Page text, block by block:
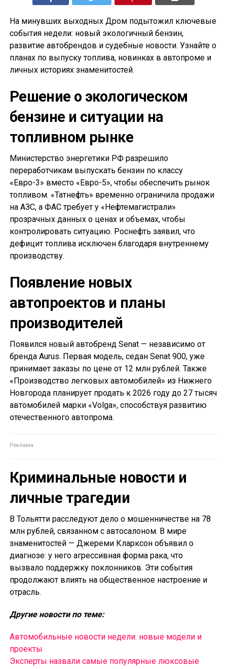
На минувших выходных Дром подытожил ключевые
события недели: новый экологичный бензин,
развитие автобрендов и судебные новости. Узнайте о
планах по выпуску топлива, новинках в автопроме и
личных историях знаменитостей.
Решение о экологическом
бензине и ситуации на
топливном рынке
Министерство энергетики РФ разрешило
переработчикам выпускать бензин по классу
«Евро-3» вместо «Евро-5», чтобы обеспечить рынок
топливом. «Татнефть» временно ограничила продажи
на АЗС, а ФАС требует у «Нефтемагистрали»
прозрачных данных о ценах и объемах, чтобы
контролировать ситуацию. Роснефть заявил, что
дефицит топлива исключен благодаря внутреннему
производству.
Появление новых
автопроектов и планы
производителей
Появился новый автобренд Senat — независимо от
бренда Aurus. Первая модель, седан Senat 900, уже
принимает заказы по цене от 12 млн рублей. Также
«Производство легковых автомобилей» из Нижнего
Новгорода планирует продать к 2026 году до 27 тысяч
автомобилей марки «Volga», способствуя развитию
отечественного автопрома.
Криминальные новости и
личные трагедии
В Тольятти расследуют дело о мошенничестве на 78
млн рублей, связанном с автосалоном. В мире
знаменитостей — Джереми Кларксон объявил о
диагнозе: у него агрессивная форма рака, что
вызвало поддержку поклонников. Эти события
продолжают влиять на общественное настроение и
отрасль.
Другие новости по теме:
Автомобильные новости недели: новые модели и
проекты
Эксперты назвали самые популярные люксовые